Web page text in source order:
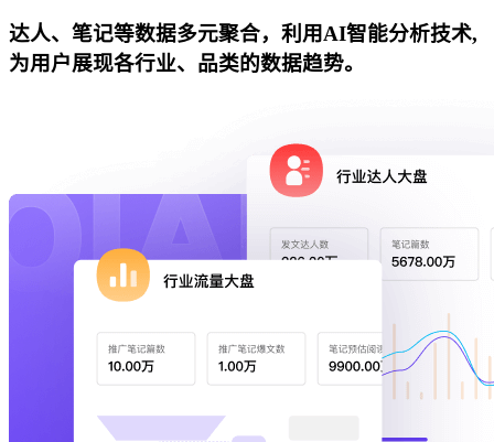
达人、笔记等数据多元聚合，利用AI智能分析技术,
为用户展现各行业、品类的数据趋势。